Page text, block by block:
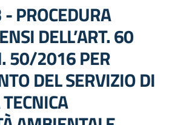
PROCEDURA
DELL’ART. 60
50/2016 PER
DEL SERVIZIO DI